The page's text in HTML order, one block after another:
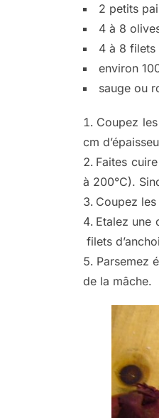
2 petits
4 à 8
4 à 8 filets
environ
sauge ou
Coupez
cm
Faites
à 200°C).
Coupez
Etalez une
filets
Parsemez
de la mâche.